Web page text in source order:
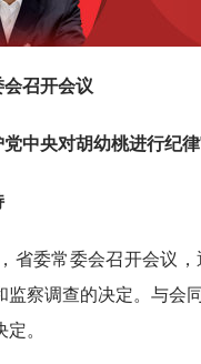
召开会议
党中央对胡幼桃进行纪
省委常委会召开会议
监察调查的决定。与会
。